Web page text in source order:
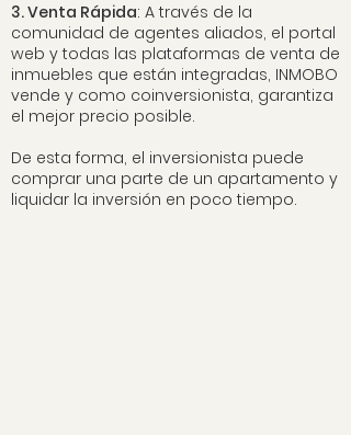
3. Venta Rápida: A través de la
comunidad de agentes aliados, el portal
web y todas las plataformas de venta de
inmuebles que están integradas, INMOBO
vende y como coinversionista, garantiza
el mejor precio posible.
De esta forma, el inversionista puede
comprar una parte de un apartamento y
liquidar la inversión en poco tiempo.